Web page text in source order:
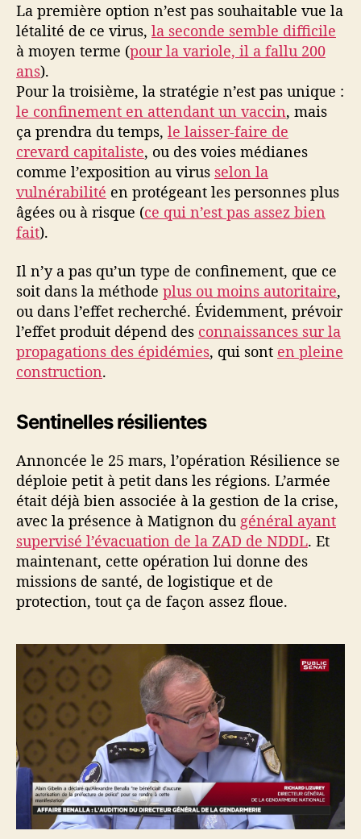
La première option n’est pas souhaitable vue la
létalité de ce virus, la seconde semble difficile
à moyen terme (pour la variole, il a fallu 200
ans).
Pour la troisième, la stratégie n’est pas unique :
le confinement en attendant un vaccin, mais
ça prendra du temps, le laisser-faire de
crevard capitaliste, ou des voies médianes
comme l’exposition au virus selon la
vulnérabilité en protégeant les personnes plus
âgées ou à risque (ce qui n’est pas assez bien
fait).
Il n’y a pas qu’un type de confinement, que ce
soit dans la méthode plus ou moins autoritaire,
ou dans l’effet recherché. Évidemment, prévoir
l’effet produit dépend des connaissances sur la
propagations des épidémies, qui sont en pleine
construction.
Sentinelles résilientes
Annoncée le 25 mars, l’opération Résilience se
déploie petit à petit dans les régions. L’armée
était déjà bien associée à la gestion de la crise,
avec la présence à Matignon du général ayant
supervisé l’évacuation de la ZAD de NDDL. Et
maintenant, cette opération lui donne des
missions de santé, de logistique et de
protection, tout ça de façon assez floue.